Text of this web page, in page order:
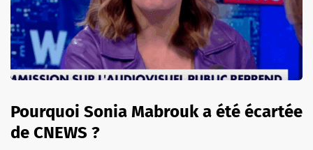
Pourquoi Sonia Mabrouk a été écartée
de CNEWS ?